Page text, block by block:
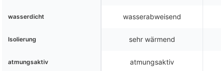
wasserdicht wasserabweisend
Isolierung sehr wärmend
atmungsaktiv atmungsaktiv